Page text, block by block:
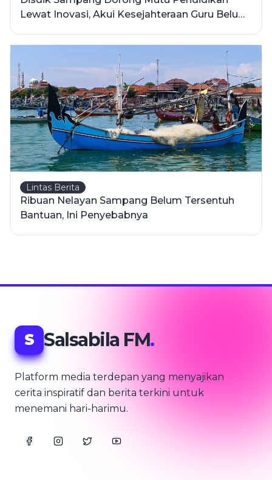
Lewat Inovasi, Akui Kesejahteraan Guru Belum
Lintas Berita
Ribuan Nelayan Sampang Belum Tersentuh
Bantuan, Ini Penyebabnya
S Salsabila FM.
Platform media terdepan yang menyajikan
cerita inspiratif dan berita terkini untuk
menemani hari-harimu.